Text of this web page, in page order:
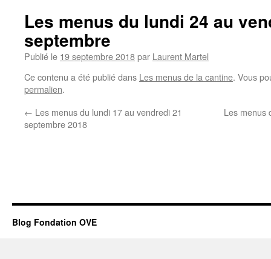
Les menus du lundi 24 au
septembre
Publié le 19 septembre 2018par Laurent Martel
Ce contenu a été publié dans Les menus de la cantine. Vous
permalien.
← Les menus du lundi 17 au vendredi 21
septembre 2018
Les menus
Blog Fondation OVE